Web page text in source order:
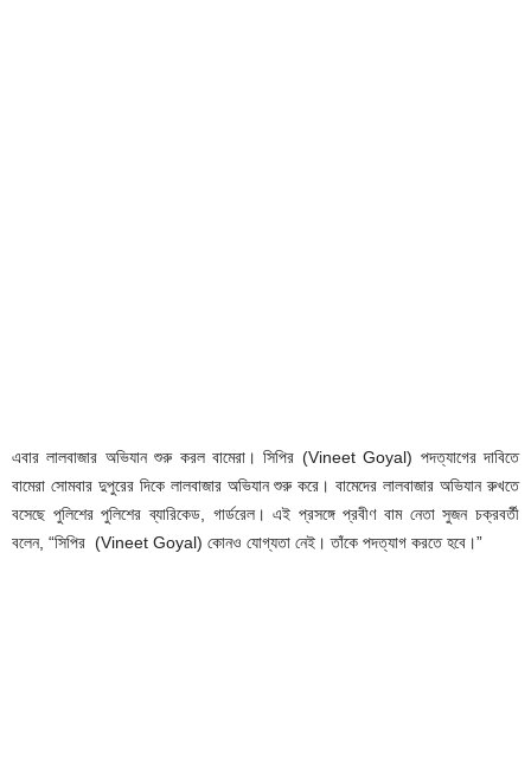
এবার লালবাজার অভিযান শুরু করল বামেরা। সিপির (Vineet Goyal) পদত্যাগের দাবিতে
বামেরা সোমবার দুপুরের দিকে লালবাজার অভিযান শুরু করে। বামেদের লালবাজার অভিযান রুখতে
বসেছে পুলিশের পুলিশের ব্যারিকেড, গার্ডরেল। এই প্রসঙ্গে প্রবীণ বাম নেতা সুজন চক্রবর্তী
বলেন, “সিপির (Vineet Goyal) কোনও যোগ্যতা নেই। তাঁকে পদত্যাগ করতে হবে।”